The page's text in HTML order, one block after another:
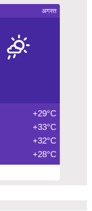
अगस्त
+29°C
+33°C
+32°C
+28°C